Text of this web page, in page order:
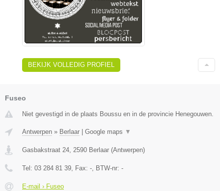
BEKIJK VOLLEDIG PROFIEL
Fuseo
Niet gevestigd in de plaats Boussu en in de provincie Henegouwen.
Antwerpen » Berlaar Google maps ▼
Gasbakstraat 24, 2590 Berlaar (Antwerpen)
Tel: 03 284 81 39, Fax: -, BTW-nr: -
E-mail › Fuseo